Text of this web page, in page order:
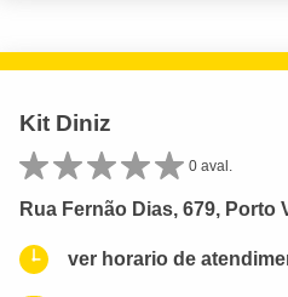
Kit Diniz
0 aval.
Rua Fernão Dias, 679, Porto
ver horario de